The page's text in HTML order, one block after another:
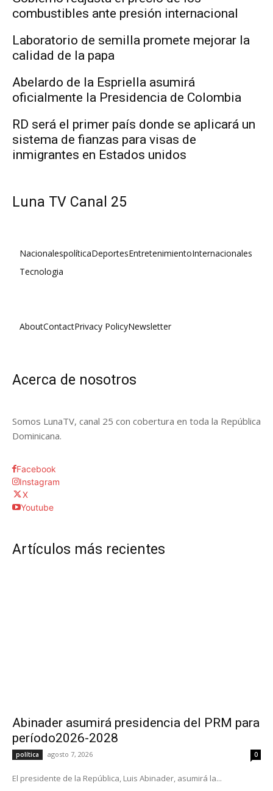
combustibles ante presión internacional
Laboratorio de semilla promete mejorar la
calidad de la papa
Abelardo de la Espriella asumirá
oficialmente la Presidencia de Colombia
RD será el primer país donde se aplicará un
sistema de fianzas para visas de
inmigrantes en Estados unidos
Luna TV Canal 25
NacionalespolíticaDeportesEntretenimientoInternacionales
Tecnologia
AboutContactPrivacy PolicyNewsletter
Acerca de nosotros
Somos LunaTV, canal 25 con cobertura en toda la República
Dominicana.
Facebook
Instagram
X
Youtube
Artículos más recientes
Abinader asumirá presidencia del PRM para
período2026-2028
política agosto 7, 2026 0
El presidente de la República, Luis Abinader, asumirá la...